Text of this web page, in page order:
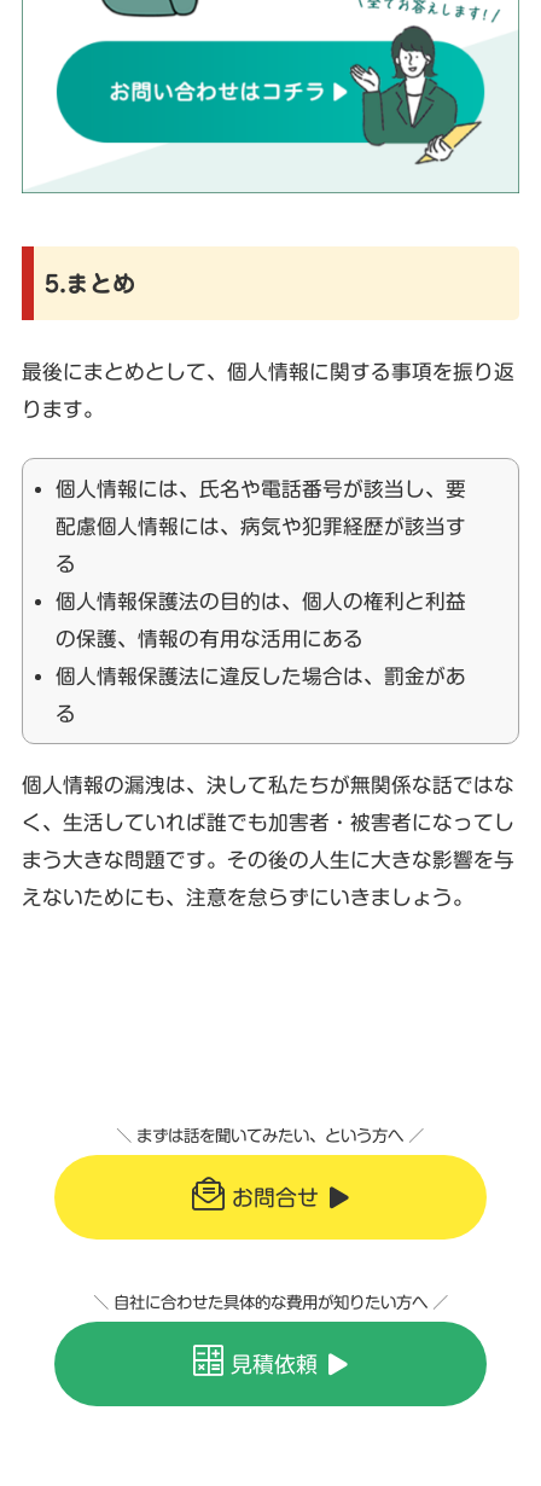
5.まとめ
最後にまとめとして、個人情報に関する事項を振り返
ります。
個人情報には、氏名や電話番号が該当し、要
配慮個人情報には、病気や犯罪経歴が該当す
る
個人情報保護法の目的は、個人の権利と利益
の保護、情報の有用な活用にある
個人情報保護法に違反した場合は、罰金があ
る
個人情報の漏洩は、決して私たちが無関係な話ではな
く、生活していれば誰でも加害者・被害者になってし
まう大きな問題です。その後の人生に大きな影響を与
えないためにも、注意を怠らずにいきましょう。
＼ まずは話を聞いてみたい、という方へ ／
お問合せ
＼ 自社に合わせた具体的な費用が知りたい方へ ／
見積依頼